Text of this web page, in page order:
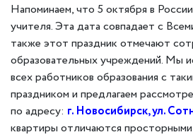
Напоминаем, что 5 октября в
учителя. Эта дата совпадает с
также этот праздник отмечают
образовательных учреждений. Мы
всех работников образования с
праздником и предлагаем
по адресу: г. Новосибирск, ул.
квартиры отличаются